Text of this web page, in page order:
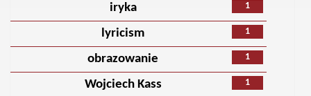
1
iryka
1
lyricism
1
obrazowanie
1
Wojciech Kass